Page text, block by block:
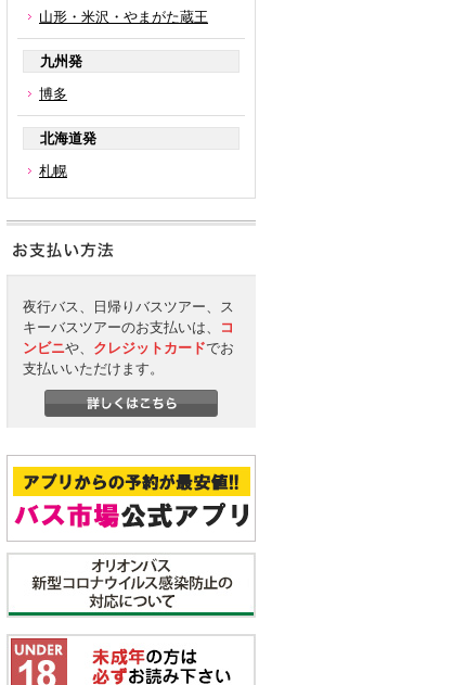
山形・米沢・やまがた蔵王
九州発
博多
北海道発
札幌
夜行バス、日帰りバスツアー、ス
キーバスツアーのお支払いは、
コ
ンビニや、 クレジットカードでお
支払いいただけます。